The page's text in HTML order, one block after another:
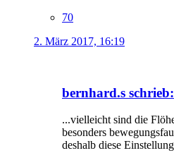
70
2. März 2017, 16:19
bernhard.s schrieb:
...vielleicht sind die
besonders
deshalb diese